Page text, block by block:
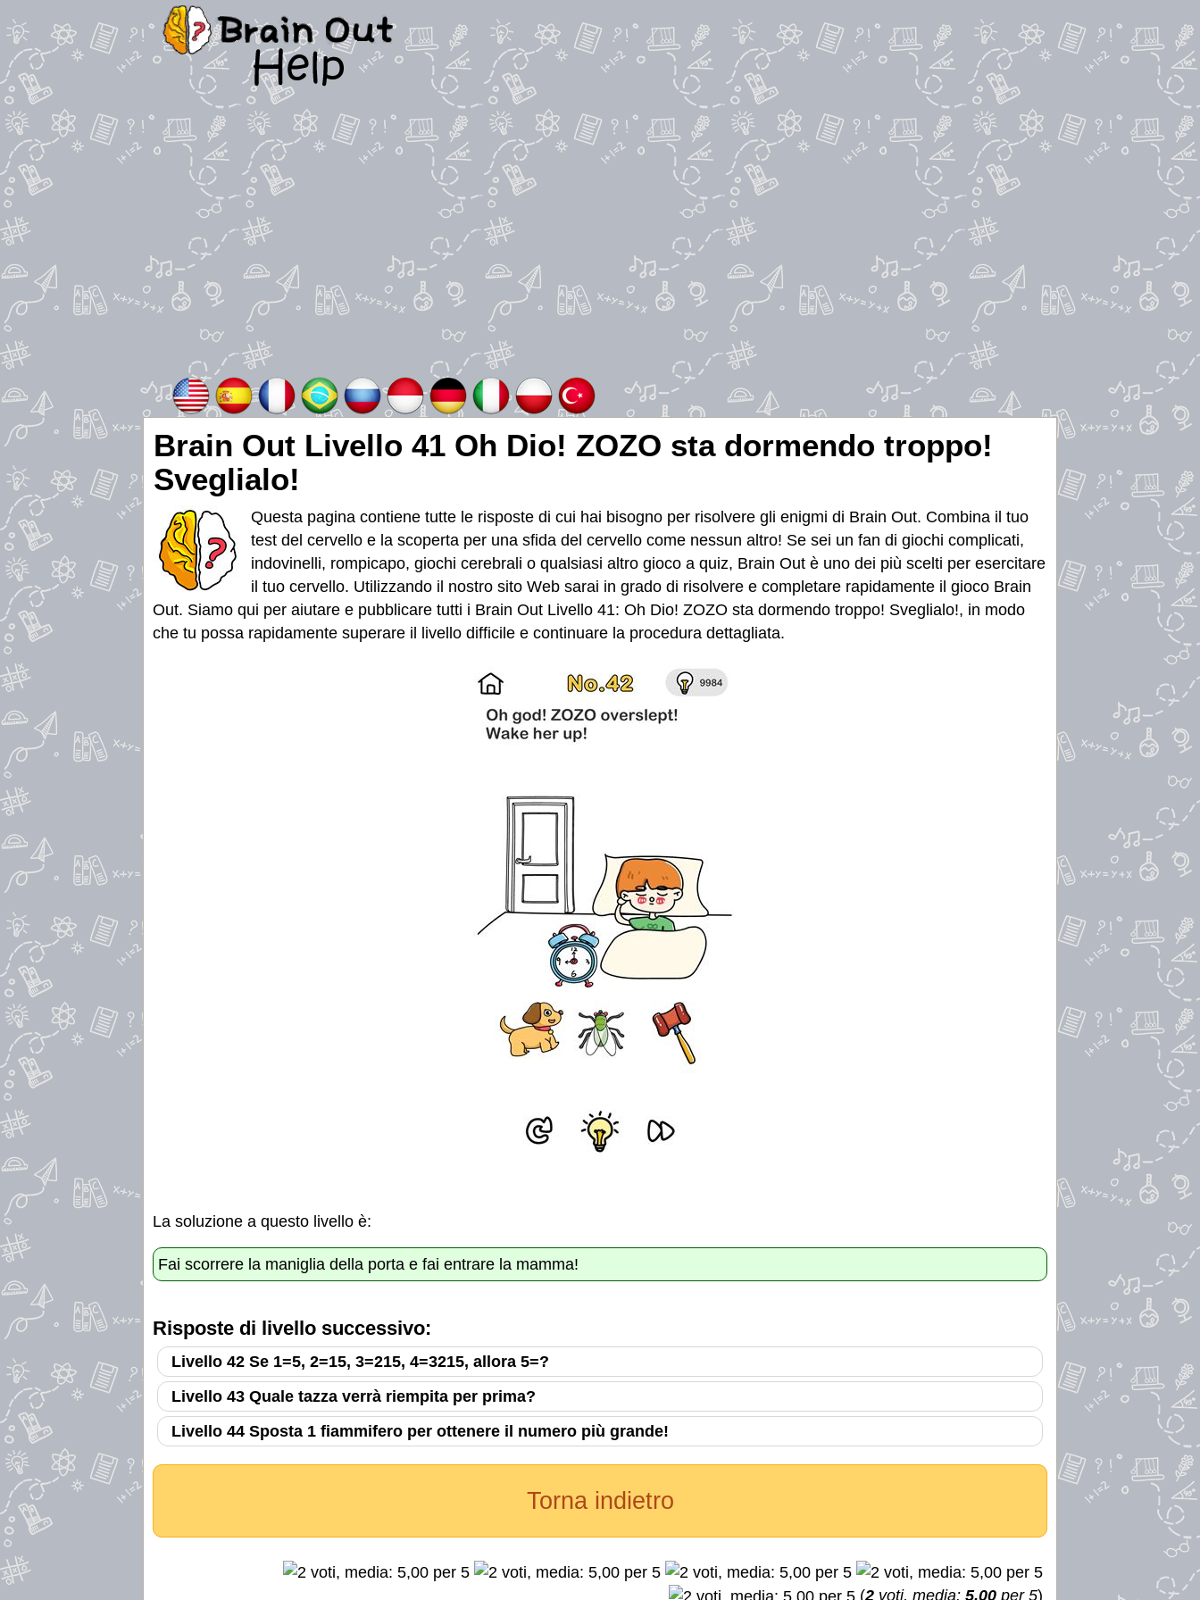
Brain Out Livello 41 Oh Dio! ZOZO sta dormendo troppo!
Sveglialo!
Questa pagina contiene tutte le risposte di cui hai bisogno per risolvere gli enigmi di Brain Out. Combina il tuo
test del cervello e la scoperta per una sfida del cervello come nessun altro! Se sei un fan di giochi complicati,
indovinelli, rompicapo, giochi cerebrali o qualsiasi altro gioco a quiz, Brain Out è uno dei più scelti per esercitare
il tuo cervello. Utilizzando il nostro sito Web sarai in grado di risolvere e completare rapidamente il gioco Brain
Out. Siamo qui per aiutare e pubblicare tutti i Brain Out Livello 41: Oh Dio! ZOZO sta dormendo troppo! Sveglialo!, in modo
che tu possa rapidamente superare il livello difficile e continuare la procedura dettagliata.
La soluzione a questo livello è:
Fai scorrere la maniglia della porta e fai entrare la mamma!
Risposte di livello successivo:
Livello 42 Se 1=5, 2=15, 3=215, 4=3215, allora 5=?
Livello 43 Quale tazza verrà riempita per prima?
Livello 44 Sposta 1 fiammifero per ottenere il numero più grande!
Torna indietro
(2 voti, media: 5,00 per 5)